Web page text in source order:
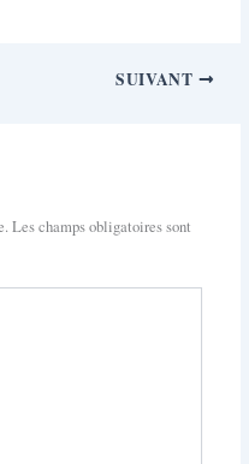
SUIVANT
Les champs obligatoires sont